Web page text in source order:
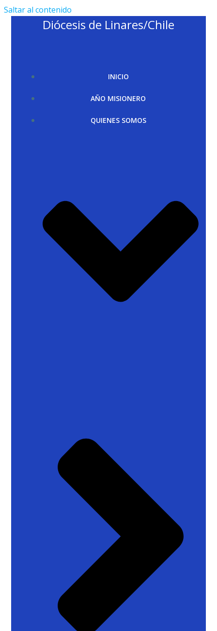
Saltar al contenido
Diócesis de Linares/Chile
INICIO
AÑO MISIONERO
QUIENES SOMOS